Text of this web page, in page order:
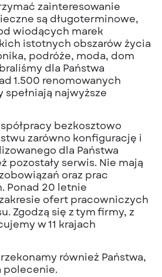
zainteresowanie
są długoterminowe,
wiodących marek
istotnych obszarów życia
podróże, moda, dom
dla Państwa
1.500 renomowanych
najwyższe
bezkosztowo
zarówno konfigurację i
dla Państwa
pozostały serwis. Nie mają
oraz prac
Ponad 20 letnie
ofert pracowniczych
Zgodzą się z tym firmy, z
w 11 krajach
również Państwa,
polecenie.